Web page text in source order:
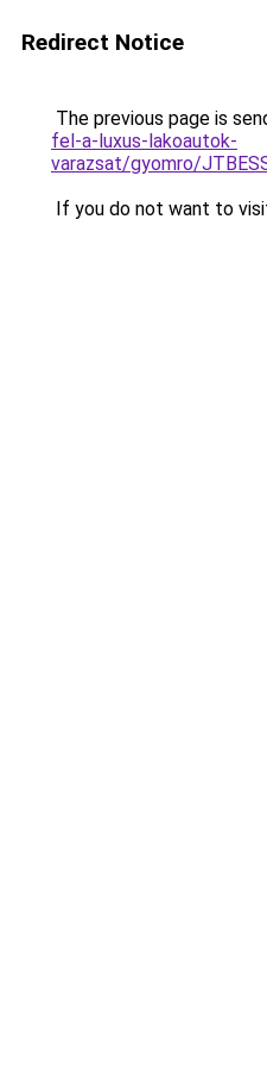
Redirect Notice
The previous page is
fel-a-luxus-lakoautok-
varazsat/gyomro/
If you do not want to